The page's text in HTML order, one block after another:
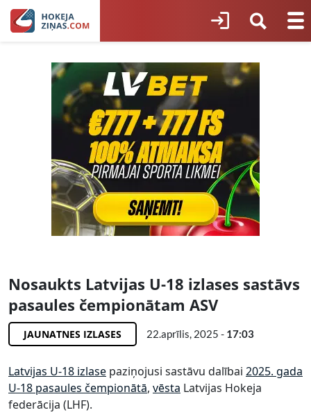
Nosaukts Latvijas U-18 izlases sastāvs
pasaules čempionātam ASV
JAUNATNES IZLASES 22.aprīlis, 2025 - 17:03
Latvijas U-18 izlase paziņojusi sastāvu dalībai 2025. gada
U-18 pasaules čempionātā, vēsta Latvijas Hokeja
federācija (LHF).